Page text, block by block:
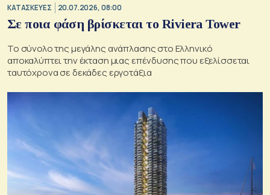
ΚΑΤΑΣΚΕΥΕΣ 20.07.2026, 08:00
Σε ποια φάση βρίσκεται το Riviera Tower
Το σύνολο της μεγάλης ανάπλασης στο Ελληνικό
αποκαλύπτει την έκταση μιας επένδυσης που εξελίσσεται
ταυτόχρονα σε δεκάδες εργοτάξια